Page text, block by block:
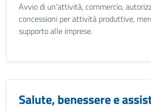
Avvio di un’attività, commercio,
concessioni per attività produttive,
supporto alle imprese.
Salute, benessere e